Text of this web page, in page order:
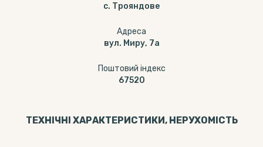
c. Трояндове
Адреса
вул. Миру, 7а
Поштовий індекс
67520
ТЕХНІЧНІ ХАРАКТЕРИСТИКИ, НЕРУХОМІСТЬ